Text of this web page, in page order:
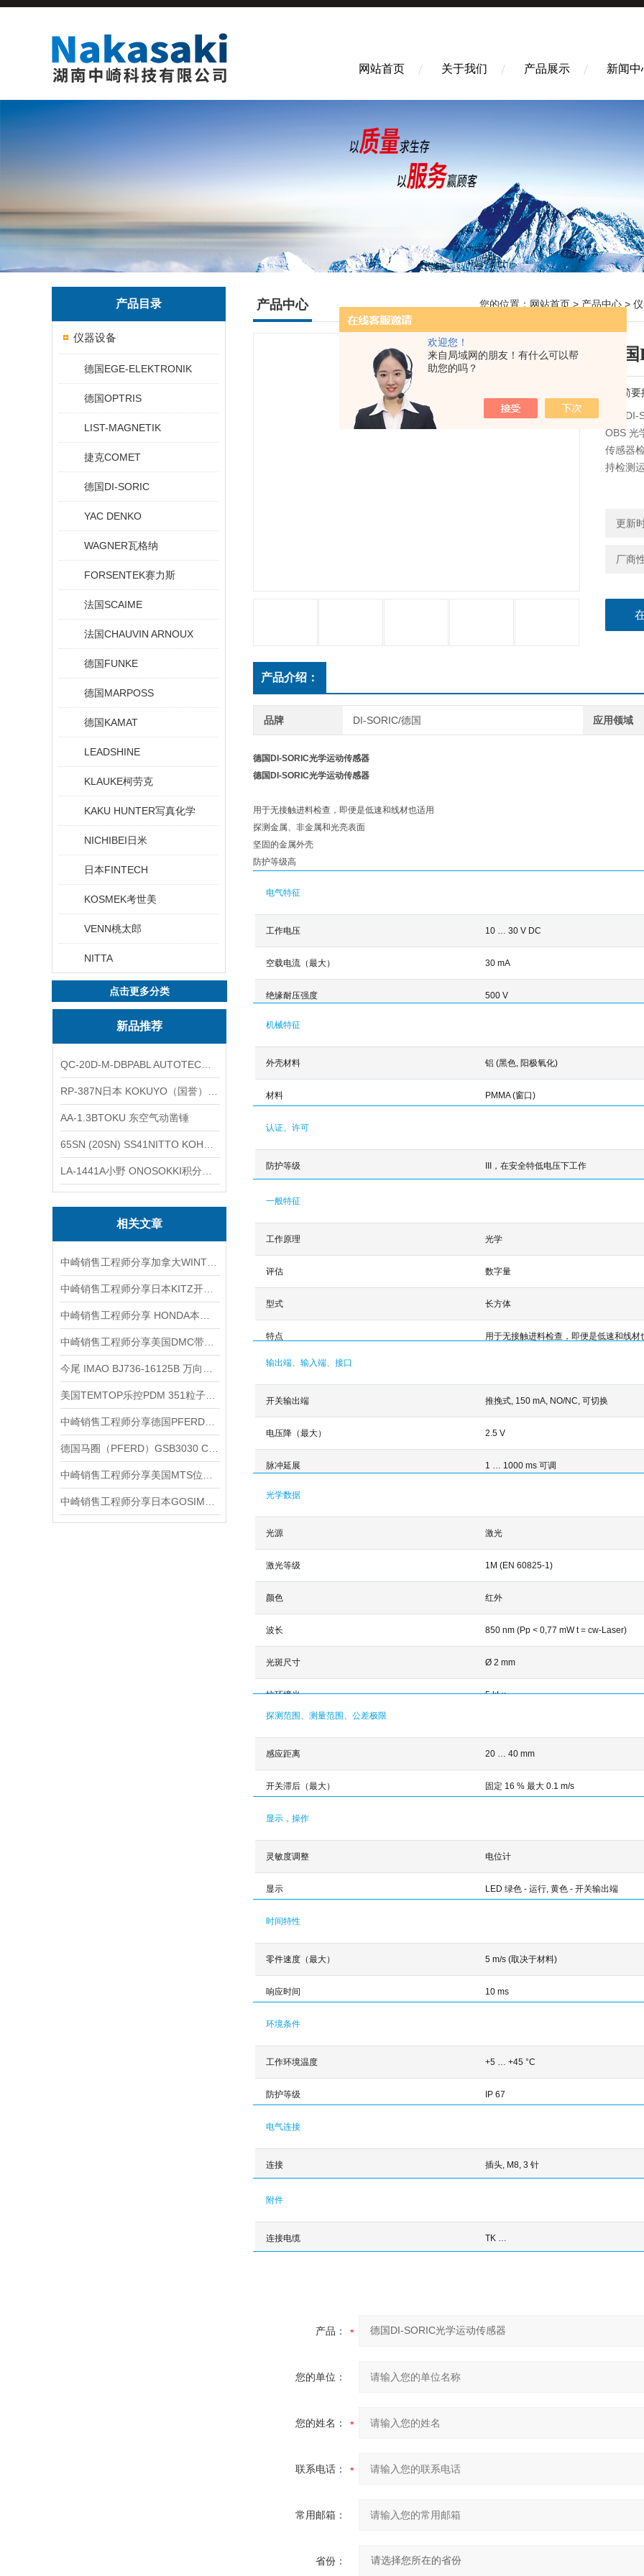
欢迎您！
来自局域网的朋友！有什么可以帮
助您的吗？
网站首页 关于我们 产品展示 新闻中
产品目录
仪器设备
德国EGE-ELEKTRONIK
德国OPTRIS
LIST-MAGNETIK
捷克COMET
德国DI-SORIC
YAC DENKO
WAGNER瓦格纳
FORSENTEK赛力斯
法国SCAIME
法国CHAUVIN ARNOUX
德国FUNKE
德国MARPOSS
德国KAMAT
LEADSHINE
KLAUKE柯劳克
KAKU HUNTER写真化学
NICHIBEI日米
日本FINTECH
KOSMEK考世美
VENN桃太郎
NITTA
点击更多分类
新品推荐
AA-1.3BTOKU 东空气动凿锤
相关文章
产品中心 您的位置： 网站首页 > 产品中心 >
德
简
德国
OBS 光
传感器
持检测
更新
厂商
产品介绍：
品牌 DI-SORIC/德国 应用领域
德国DI-SORIC光学运动传感器
德国DI-SORIC光学运动传感器
用于无接触进料检查，即便是低速和线材也适用
探测金属、非金属和光亮表面
坚固的金属外壳
防护等级高
电气特征
工作电压 10 … 30 V DC
空载电流（最大） 30 mA
绝缘耐压强度 500 V
机械特征
外壳材料 铝 (黑色, 阳极氧化)
材料 PMMA (窗口)
认证、许可
防护等级 III，在安全特低电压下工作
一般特征
工作原理 光学
评估 数字量
型式 长方体
特点 用于无接触进料检查，即便是低速和线材
输出端、输入端、接口
开关输出端 推挽式, 150 mA, NO/NC, 可切换
电压降（最大） 2.5 V
脉冲延展 1 … 1000 ms 可调
光学数据
光源 激光
激光等级 1M (EN 60825-1)
颜色 红外
波长 850 nm (Pp < 0,77 mW t = cw-Laser)
光斑尺寸 Ø 2 mm
抗环境光 5 kLx
探测范围、测量范围、公差极限
感应距离 20 … 40 mm
开关滞后（最大） 固定 16 % 最大 0.1 m/s
显示，操作
灵敏度调整 电位计
显示 LED 绿色 - 运行, 黄色 - 开关输出端
时间特性
零件速度（最大） 5 m/s (取决于材料)
响应时间 10 ms
环境条件
工作环境温度 +5 … +45 °C
防护等级 IP 67
电气连接
连接 插头, M8, 3 针
附件
连接电缆 TK …
产品：
您的单位：
您的姓名：
联系电话：
常用邮箱：
省份：